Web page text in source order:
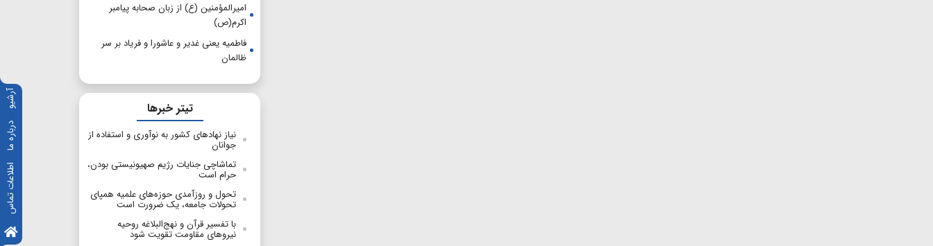
آرشیو
درباره ما
اطلاعات تماس
امیرالمؤمنین (ع) از زبان صحابه پیامبر
اکرم(ص)
فاطمیه یعنی غدیر و عاشورا و فریاد بر سر
ظالمان
تیتر خبرها
نیاز نهادهای کشور به نوآوری و استفاده از
جوانان
تماشاچی جنایات رژیم صهیونیستی بودن،
حرام است
تحول و روزآمدی حوزه‌های علمیه همپای
تحولات جامعه، یک ضرورت است
با تفسیر قرآن و نهج‌البلاغه روحیه
نیروهای مقاومت تقویت شود